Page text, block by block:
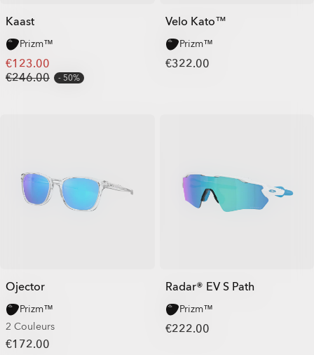
Kaast
Prizm™
€123.00
€246.00
50%
Velo Kato™
Prizm™
€322.00
Ojector
Prizm™
2 Couleurs
€172.00
Radar® EV S Path
Prizm™
€222.00